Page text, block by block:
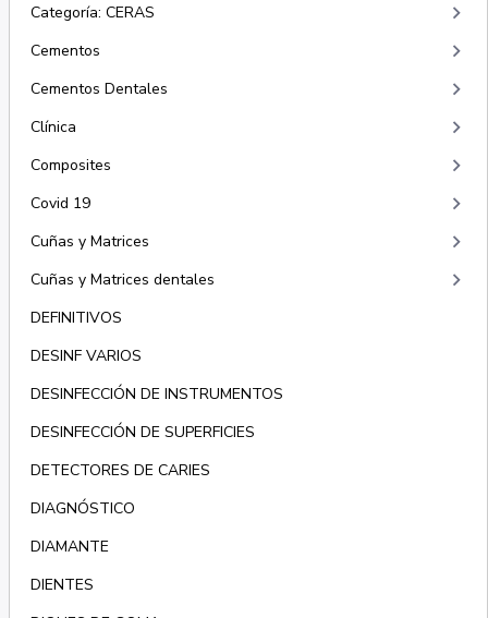
Categoría: CERAS keyboard_arrow_right
Cementos keyboard_arrow_right
Cementos Dentales keyboard_arrow_right
Clínica keyboard_arrow_right
Composites keyboard_arrow_right
Covid 19 keyboard_arrow_right
Cuñas y Matrices keyboard_arrow_right
Cuñas y Matrices dentales keyboard_arrow_right
DEFINITIVOS
DESINF VARIOS
DESINFECCIÓN DE INSTRUMENTOS
DESINFECCIÓN DE SUPERFICIES
DETECTORES DE CARIES
DIAGNÓSTICO
DIAMANTE
DIENTES